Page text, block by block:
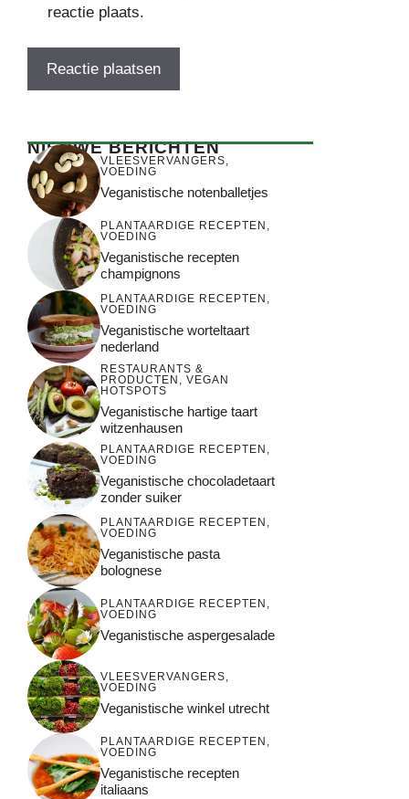
reactie plaats.
NIEUWE BERICHTEN
VLEESVERVANGERS,
VOEDING
Veganistische notenballetjes
PLANTAARDIGE RECEPTEN ,
VOEDING
Veganistische recepten
champignons
PLANTAARDIGE RECEPTEN ,
VOEDING
Veganistische worteltaart
nederland
RESTAURANTS &
PRODUCTEN
VEGAN
HOTSPOTS
Veganistische hartige taart
witzenhausen
PLANTAARDIGE RECEPTEN ,
VOEDING
Veganistische chocoladetaart
zonder suiker
PLANTAARDIGE RECEPTEN ,
VOEDING
Veganistische pasta
bolognese
PLANTAARDIGE RECEPTEN ,
VOEDING
Veganistische aspergesalade
VLEESVERVANGERS,
VOEDING
Veganistische winkel utrecht
PLANTAARDIGE RECEPTEN ,
VOEDING
Veganistische recepten
italiaans